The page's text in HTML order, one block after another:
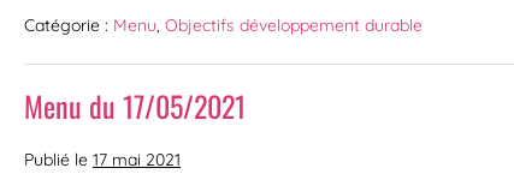
Catégorie : Menu, Objectifs développement durable
Menu du 17/05/2021
Publié le 17 mai 2021